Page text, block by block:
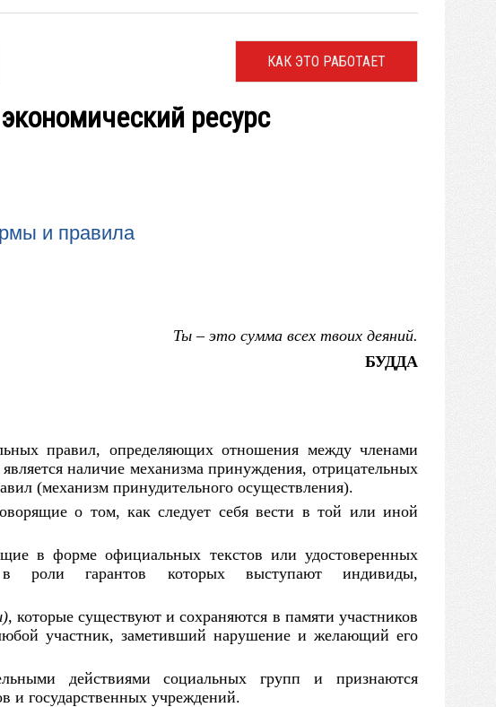
КАК ЭТО РАБОТАЕТ
ресурс
и правила
Ты –это сумма всех твоих деяний.
БУДДА
правил, определяющих отношения между членами
наличие механизма принуждения, отрицательных
(механизм принудительного осуществления).
о том, как следует себя вести втой или иной
вформе официальных текстов или удостоверенных
вроли гарантов которых выступают индивиды,
которые существуютисохраняются в памяти участников
участник, заметивший нарушениеижелающий его
действиями социальных группи признаются
и государственных учреждений.